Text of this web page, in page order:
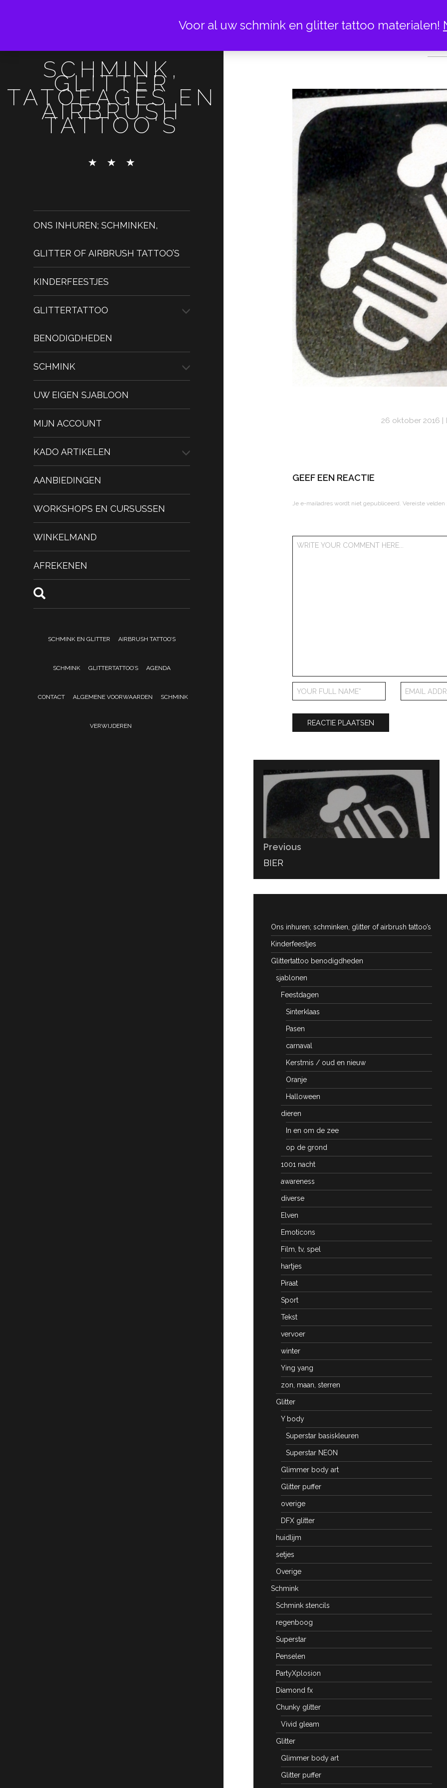
SCHMINK,
GLITTER
TATOEAGES EN
AIRBRUSH
TATTOO'S
ONS INHUREN; SCHMINKEN,
GLITTER OF AIRBRUSH TATTOO’S
KINDERFEESTJES
GLITTERTATTOO
BENODIGDHEDEN
SCHMINK
UW EIGEN SJABLOON
MIJN ACCOUNT
KADO ARTIKELEN
AANBIEDINGEN
WORKSHOPS EN CURSUSSEN
WINKELMAND
AFREKENEN
SCHMINK EN GLITTER AIRBRUSH TATTOO’S
SCHMINK GLITTERTATTOO’S AGENDA
CONTACT ALGEMENE VOORWAARDEN SCHMINK
VERWIJDEREN
GLITTER TATTOO
26 oktober 2016
GEEF EEN REACTIE
Je e-mailadres wordt niet gepubliceerd. Vereiste
Bericht
navigatie
Previous
PREVIOUS
BIER
Ons inhuren; schminken, glitter of airbrush tattoo’s
Kinderfeestjes
Glittertattoo benodigdheden
sjablonen
Feestdagen
Sinterklaas
Pasen
carnaval
Kerstmis / oud en nieuw
Oranje
Halloween
dieren
In en om de zee
op de grond
1001 nacht
awareness
diverse
Elven
Emoticons
Film, tv, spel
hartjes
Piraat
Sport
Tekst
vervoer
winter
Ying yang
zon, maan, sterren
Glitter
Y body
Superstar basiskleuren
Superstar NEON
Glimmer body art
Glitter puffer
overige
DFX glitter
huidlijm
setjes
Overige
Schmink
Schmink stencils
regenboog
Superstar
Penselen
PartyXplosion
Diamond fx
Chunky glitter
Vivid gleam
Glitter
Glimmer body art
Glitter puffer
Voor al uw schmink en glitter tattoo materialen!